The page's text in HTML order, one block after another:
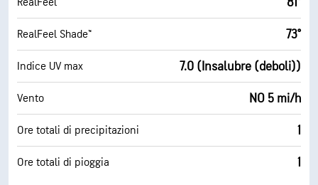
RealFeel Shade™ 73°
Indice UV max 7.0 (Insalubre (deboli))
Vento NO 5 mi/h
Ore totali di precipitazioni 1
Ore totali di pioggia 1